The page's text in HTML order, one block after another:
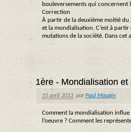
bouleversements qui concernent
Correction
À partir de la deuxième moitié du
et la mondialisation. C’est à
mutations de la société. Dans cet
1ère - Mondialisation
15 avril 2013, par Paul Mougin
Comment la mondialisation influe
l’oeuvre ? Comment les